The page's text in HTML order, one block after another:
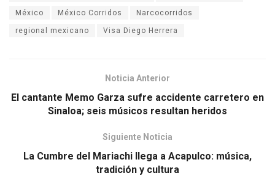
México México Corridos Narcocorridos
regional mexicano Visa Diego Herrera
Noticia Anterior
El cantante Memo Garza sufre accidente carretero en
Sinaloa; seis músicos resultan heridos
Siguiente Noticia
La Cumbre del Mariachi llega a Acapulco: música,
tradición y cultura